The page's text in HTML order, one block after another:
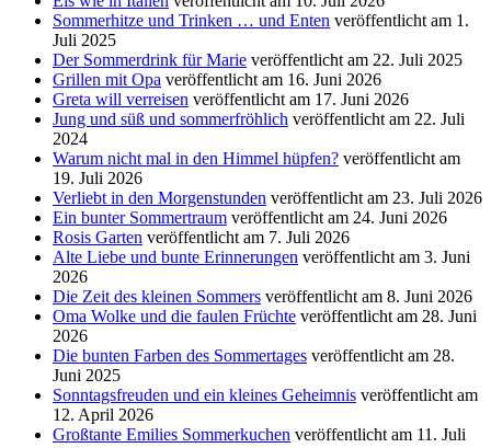
Sommerhitze und Trinken … und Enten veröffentlicht am 1.
Juli 2025
Der Sommerdrink für Marie veröffentlicht am 22. Juli 2025
Grillen mit Opa veröffentlicht am 16. Juni 2026
Greta will verreisen veröffentlicht am 17. Juni 2026
Jung und süß und sommerfröhlich veröffentlicht am 22. Juli
2024
Warum nicht mal in den Himmel hüpfen? veröffentlicht am
19. Juli 2026
Verliebt in den Morgenstunden veröffentlicht am 23. Juli 2026
Ein bunter Sommertraum veröffentlicht am 24. Juni 2026
Rosis Garten veröffentlicht am 7. Juli 2026
Alte Liebe und bunte Erinnerungen veröffentlicht am 3. Juni
2026
Die Zeit des kleinen Sommers veröffentlicht am 8. Juni 2026
Oma Wolke und die faulen Früchte veröffentlicht am 28. Juni
2026
Die bunten Farben des Sommertages veröffentlicht am 28.
Juni 2025
Sonntagsfreuden und ein kleines Geheimnis veröffentlicht am
12. April 2026
Großtante Emilies Sommerkuchen veröffentlicht am 11. Juli